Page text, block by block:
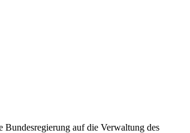
auf die Verwaltung des